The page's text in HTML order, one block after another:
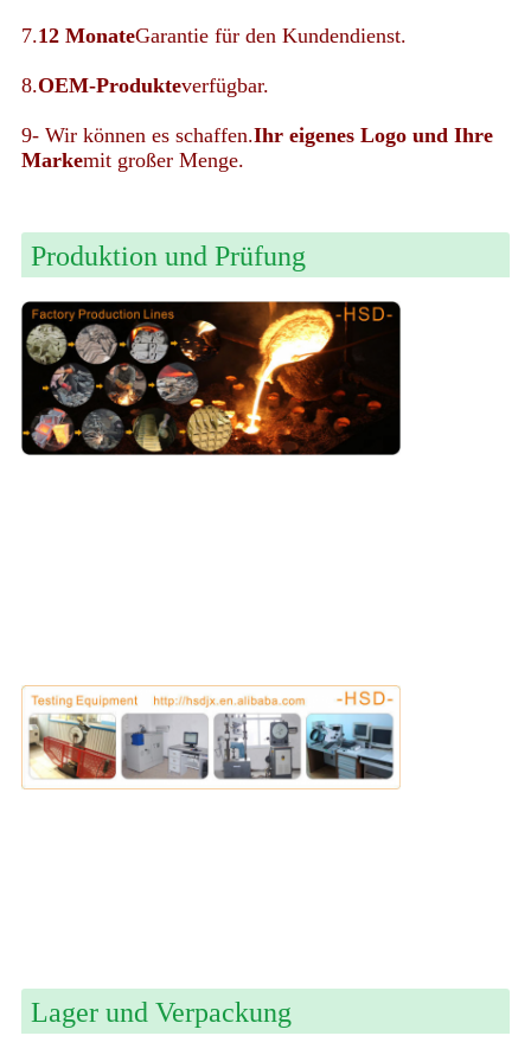
7.12 MonateGarantie für den Kundendienst.
8.OEM-Produkteverfügbar.
9- Wir können es schaffen.Ihr eigenes Logo und Ihre
Markemit großer Menge.
Produktion und Prüfung
Lager und Verpackung